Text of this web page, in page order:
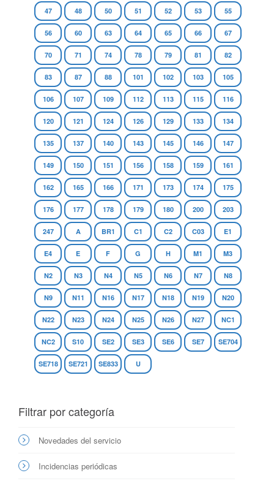
47 48 50 51 52 53 55
56 60 63 64 65 66 67
70 71 74 78 79 81 82
83 87 88 101 102 103 105
106 107 109 112 113 115 116
120 121 124 126 129 133 134
135 137 140 143 145 146 147
149 150 151 156 158 159 161
162 165 166 171 173 174 175
176 177 178 179 180 200 203
247 A BR1 C1 C2 C03 E1
E4 E F G H M1 M3
N2 N3 N4 N5 N6 N7 N8
N9 N11 N16 N17 N18 N19 N20
N22 N23 N24 N25 N26 N27 NC1
NC2 S10 SE2 SE3 SE6 SE7 SE704
SE718 SE721 SE833 U
Filtrar por categoría
Novedades del servicio
Incidencias periódicas